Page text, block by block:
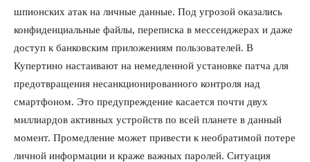
шпионских атак на личные данные. Под угрозой оказались
конфиденциальные файлы, переписка в мессенджерах и даже
доступ к банковским приложениям пользователей. В
Купертино настаивают на немедленной установке патча для
предотвращения несанкционированного контроля над
смартфоном. Это предупреждение касается почти двух
миллиардов активных устройств по всей планете в данный
момент. Промедление может привести к необратимой потере
личной информации и краже важных паролей. Ситуация